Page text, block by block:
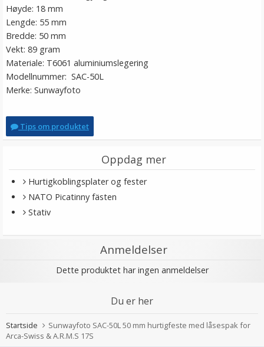
Høyde: 18 mm
Lengde: 55 mm
Bredde: 50 mm
Vekt: 89 gram
Materiale: T6061 aluminiumslegering
Modellnummer: SAC-50L
Merke: Sunwayfoto
Tips om produktet
Oppdag mer
Hurtigkoblingsplater og fester
NATO Picatinny fästen
Stativ
Anmeldelser
Dette produktet har ingen anmeldelser
Du er her
Startside
Sunwayfoto SAC-50L 50 mm hurtigfeste med låsespak for
Arca-Swiss & A.R.M.S 17S